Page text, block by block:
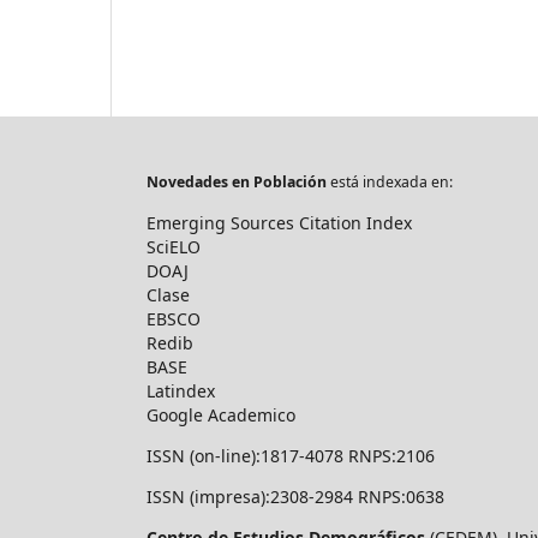
Novedades en Poblaciónestá indexada en:
Emerging Sources Citation Index
SciELO
DOAJ
Clase
EBSCO
Redib
BASE
Latindex
Google Academico
ISSN (on-line):1817-4078 RNPS:2106
ISSN (impresa):2308-2984 RNPS:0638